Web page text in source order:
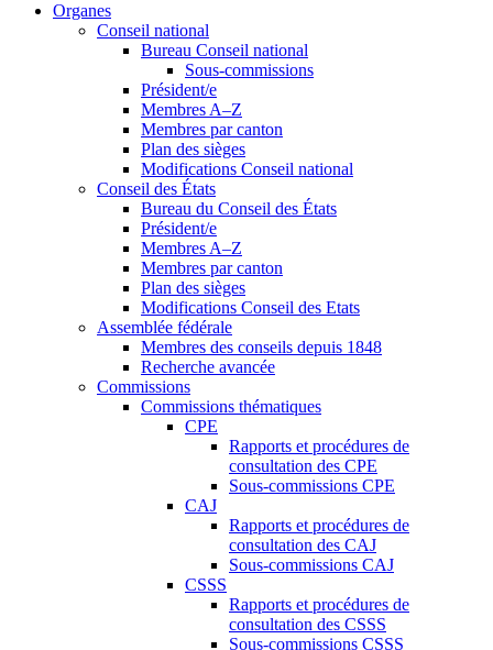
Organes
Conseil national
Bureau Conseil national
Sous-commissions
Président/e
Membres A–Z
Membres par canton
Plan des sièges
Modifications Conseil national
Conseil des États
Bureau du Conseil des États
Président/e
Membres A–Z
Membres par canton
Plan des sièges
Modifications Conseil des Etats
Assemblée fédérale
Membres des conseils depuis 1848
Recherche avancée
Commissions
Commissions thématiques
CPE
Rapports et procédures de
consultation des CPE
Sous-commissions CPE
CAJ
Rapports et procédures de
consultation des CAJ
Sous-commissions CAJ
CSSS
Rapports et procédures de
consultation des CSSS
Sous-commissions CSSS